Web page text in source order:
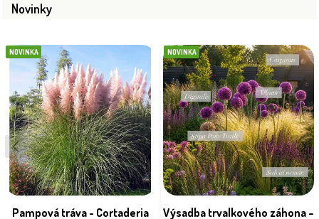
Novinky
NOVINKA
Pampová tráva - Cortaderia
NOVINKA
Výsadba trvalkového záhona –